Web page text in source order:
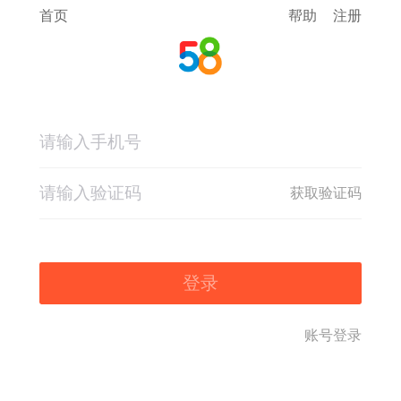
首页 帮助 注册
获取验证码
登录
账号登录